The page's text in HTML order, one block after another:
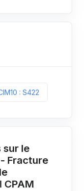
: S422
sur le
Fracture